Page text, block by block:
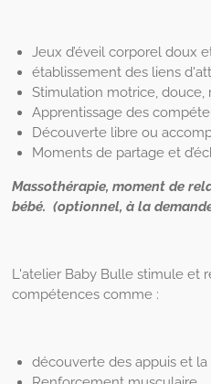
Jeux d’éveil corporel doux
établissement des liens
Stimulation motrice, douce,
Apprentissage des
Découverte libre ou
Moments de partage et
Massothérapie, moment de
bébé. (optionnel, à la
L'atelier Baby Bulle stimule et
compétences comme :
découverte des appuis et